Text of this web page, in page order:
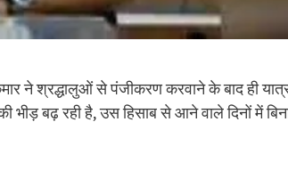
ने श्रद्धालुओं से पंजीकरण करवाने के बाद ही
बढ़ रही है, उस हिसाब से आने वाले दिनों में